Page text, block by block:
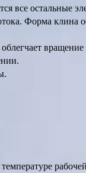
все остальные
Форма клина